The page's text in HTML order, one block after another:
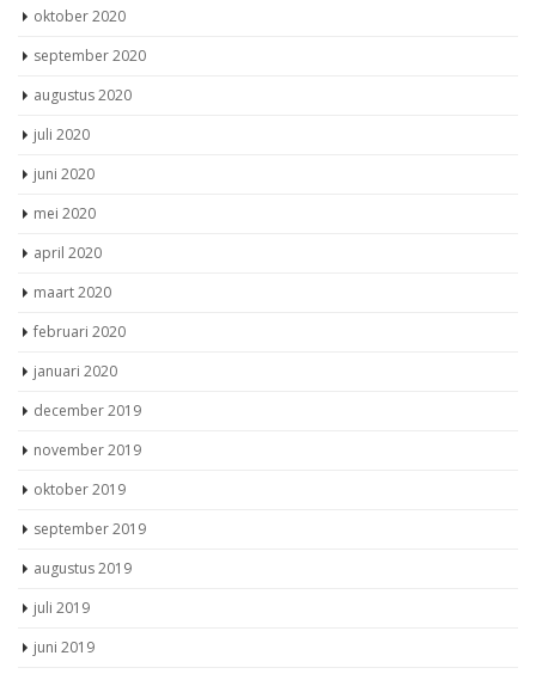
oktober 2020
september 2020
augustus 2020
juli 2020
juni 2020
mei 2020
april 2020
maart 2020
februari 2020
januari 2020
december 2019
november 2019
oktober 2019
september 2019
augustus 2019
juli 2019
juni 2019